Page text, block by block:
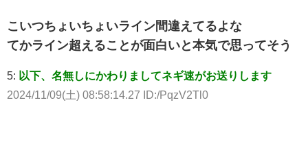
こいつちょいちょいライン間違えてるよな
てかライン超えることが面白いと本気で思ってそう
5: 以下、名無しにかわりましてネギ速がお送りします
2024/11/09(土) 08:58:14.27 ID:/PqzV2Tl0